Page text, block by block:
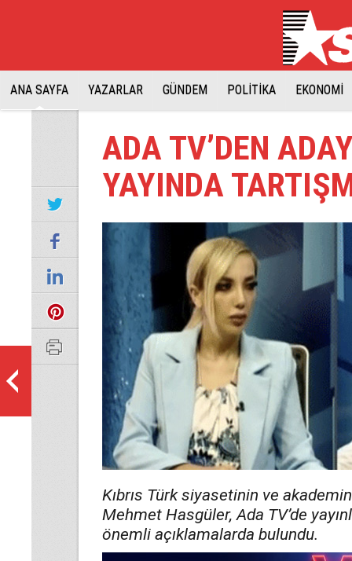
ANA SAYFA YAZARLAR GÜNDEM POLİTİKA EKONOMİ
ADA TV’DEN
YAYINDA
Kıbrıs Türk siyasetinin ve
Mehmet Hasgüler, Ada TV’de
önemli açıklamalarda bulundu.